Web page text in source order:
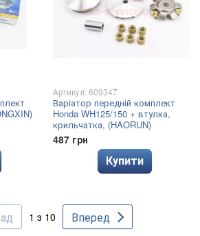
Артикул: 609347
Варіатор передній комплект
Honda WH125/150 + втулка,
крильчатка, (HAORUN)
487 грн
Купити
1 з 10 Вперед